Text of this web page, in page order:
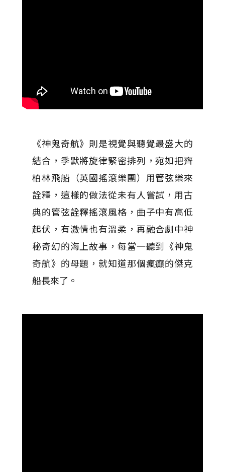
《神鬼奇航》則是視覺與聽覺最盛大的
結合，季默將旋律緊密排列，宛如把齊
柏林飛船（英國搖滾樂團）用管弦樂來
詮釋，這樣的做法從未有人嘗試，用古
典的管弦詮釋搖滾風格，曲子中有高低
起伏，有激情也有溫柔，再融合劇中神
秘奇幻的海上故事，每當一聽到《神鬼
奇航》的母題，就知道那個瘋癲的傑克
船長來了。